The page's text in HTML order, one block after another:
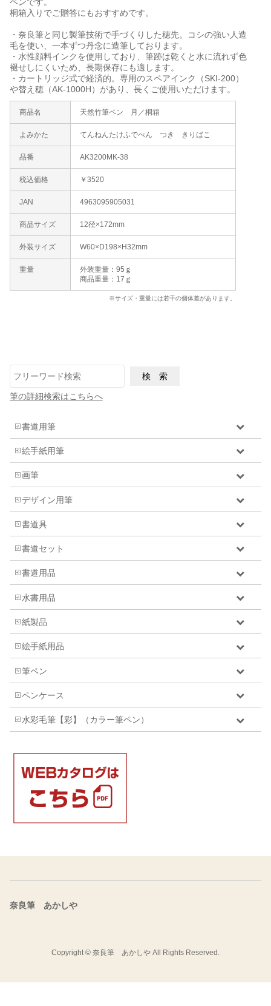
ペンです。
桐箱入りでご贈答にもおすすめです。
・奈良筆と同じ製筆技術で手づくりした穂先。コシの強い人造
毛を使い、一本ずつ丹念に造筆しております。
・水性顔料インクを使用しており、筆跡は乾くと水に流れず色
褪せしにくいため、長期保存にも適します。
・カートリッジ式で経済的。専用のスペアインク（SKI-200）
や替え穂（AK-1000H）があり、長くご使用いただけます。
※サイズ・重量には若干の個体差があります。
商品名 天然竹筆ペン 月／桐箱
よみかた てんねんたけふでぺん つき きりばこ
品番 AK3200MK-38
税込価格 ￥3520
JAN 4963095905031
商品サイズ 12径×172mm
外装サイズ W60×D198×H32mm
重量
外装重量：95ｇ
商品重量：17ｇ
筆の詳細検索はこちらへ
書道用筆
絵手紙用筆
画筆
デザイン用筆
書道具
書道セット
書道用品
水書用品
紙製品
絵手紙用品
筆ペン
ペンケース
水彩毛筆【彩】（カラー筆ペン）
奈良筆 あかしや
Copyright © 奈良筆 あかしや All Rights Reserved.